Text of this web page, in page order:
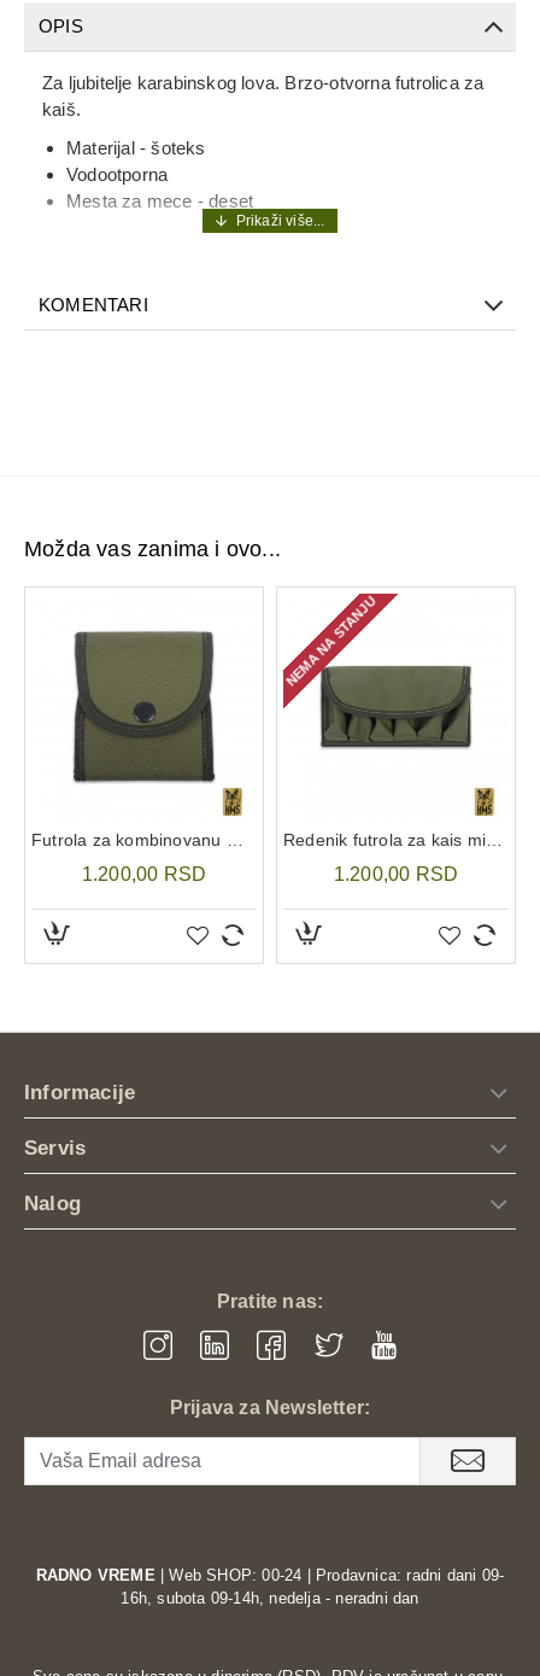
OPIS
Za ljubitelje karabinskog lova. Brzo-otvorna futrolica za
kaiš.
Materijal - šoteks
Vodootporna
Mesta za mece - deset
KOMENTARI
Možda vas zanima i ovo...
Futrola za kombinovanu municiju
1.200,00 RSD
NEMA NA STANJU
Redenik futrola za kais mini - lovačka puška
1.200,00 RSD
Informacije
Servis
Nalog
Pratite nas:
Prijava za Newsletter:
RADNO VREME| Web SHOP: 00-24 | Prodavnica: radni dani 09-
16h, subota 09-14h, nedelja - neradni dan